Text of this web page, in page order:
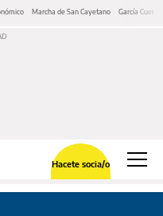
Marcha de San Cayetano García Cuerva
Hacete socia/o